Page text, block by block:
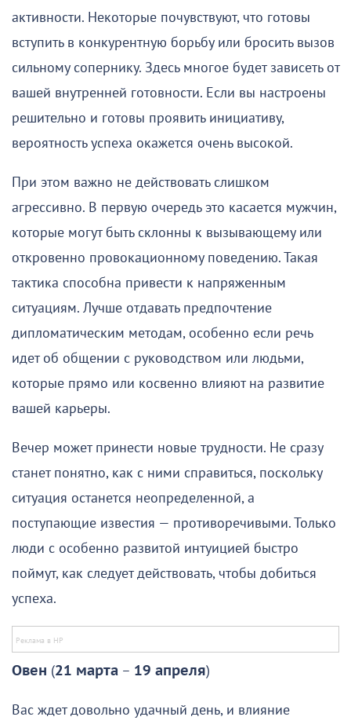
активности. Некоторые почувствуют, что готовы
вступить в конкурентную борьбу или бросить вызов
сильному сопернику. Здесь многое будет зависеть от
вашей внутренней готовности. Если вы настроены
решительно и готовы проявить инициативу,
вероятность успеха окажется очень высокой.
При этом важно не действовать слишком
агрессивно. В первую очередь это касается мужчин,
которые могут быть склонны к вызывающему или
откровенно провокационному поведению. Такая
тактика способна привести к напряженным
ситуациям. Лучше отдавать предпочтение
дипломатическим методам, особенно если речь
идет об общении с руководством или людьми,
которые прямо или косвенно влияют на развитие
вашей карьеры.
Вечер может принести новые трудности. Не сразу
станет понятно, как с ними справиться, поскольку
ситуация останется неопределенной, а
поступающие известия — противоречивыми. Только
люди с особенно развитой интуицией быстро
поймут, как следует действовать, чтобы добиться
успеха.
Овен (21 марта – 19 апреля)
Вас ждет довольно удачный день, и влияние